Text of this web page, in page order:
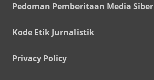
Pedoman Pemberitaan Media Siber
Kode Etik Jurnalistik
Privacy Policy